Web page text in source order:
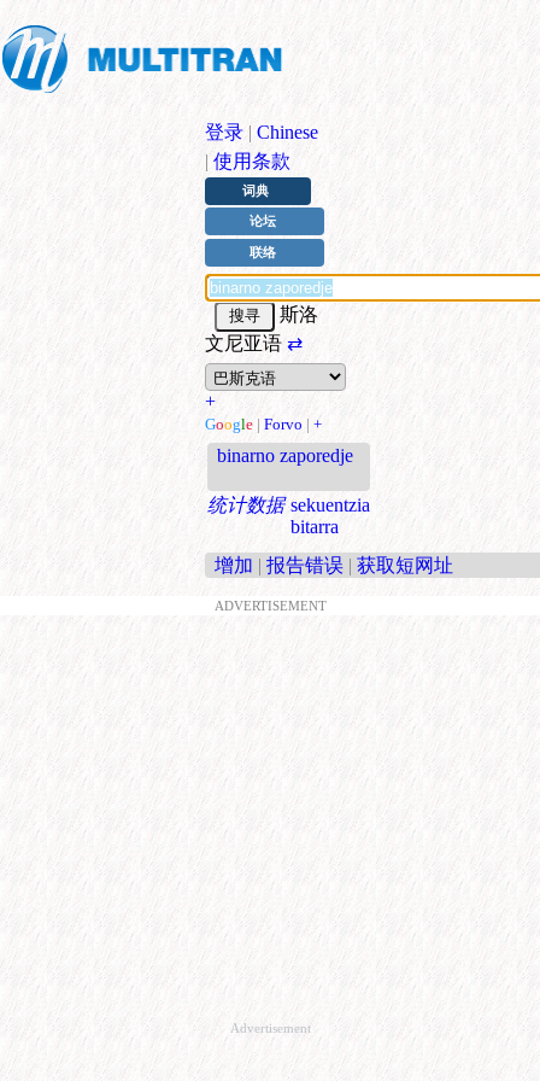
登录 | Chinese
| 使用条款
词典
论坛
联络
斯洛
文尼亚语 ⇄
+
Google | Forvo | +
binarno zaporedje
统计数据 sekuentzia
bitarra
增加 | 报告错误 | 获取短网址
ADVERTISEMENT
Advertisement